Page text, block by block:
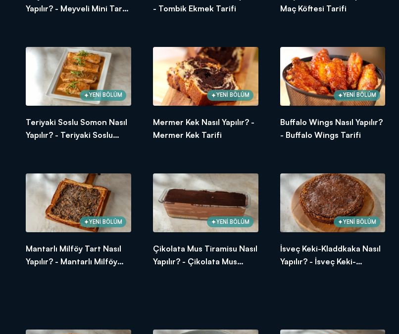
hayatınıza, mutfağınıza lezzet katmaya devam ediyor!
Yapılır? - Meyveli Mini Tart
- Tombik Ekmek Tarifi
Maç Köftesi Tarifi
YENİ BÖLÜM
Teriyaki Soslu Somon Nasıl
Yapılır? - Teriyaki Soslu
YENİ BÖLÜM
Mermer Kek Nasıl Yapılır? -
Mermer Kek Tarifi
YENİ BÖLÜM
Buffalo Wings Nasıl Yapılır?
- Buffalo Wings Tarifi
YENİ BÖLÜM
Mantarlı Milföy Tart Nasıl
Yapılır? - Mantarlı Milföy
YENİ BÖLÜM
Çikolata Mus Tiramisu Nasıl
Yapılır? - Çikolata Mus
YENİ BÖLÜM
İsveç Keki-Kladdkaka Nasıl
Yapılır? - İsveç Keki-